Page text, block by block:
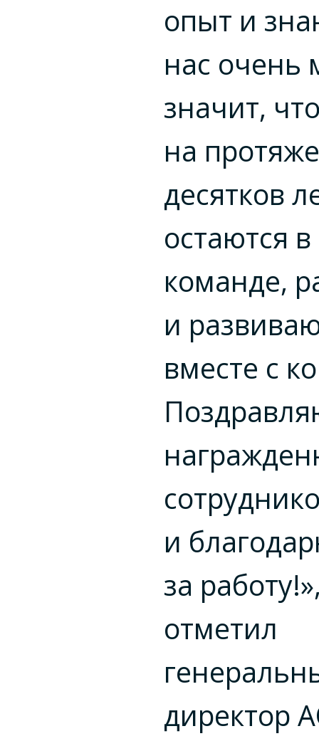
опыт и
нас очень
значит,
на
десятков
остаются
команде,
и
вместе с
и
за
отметил
директор